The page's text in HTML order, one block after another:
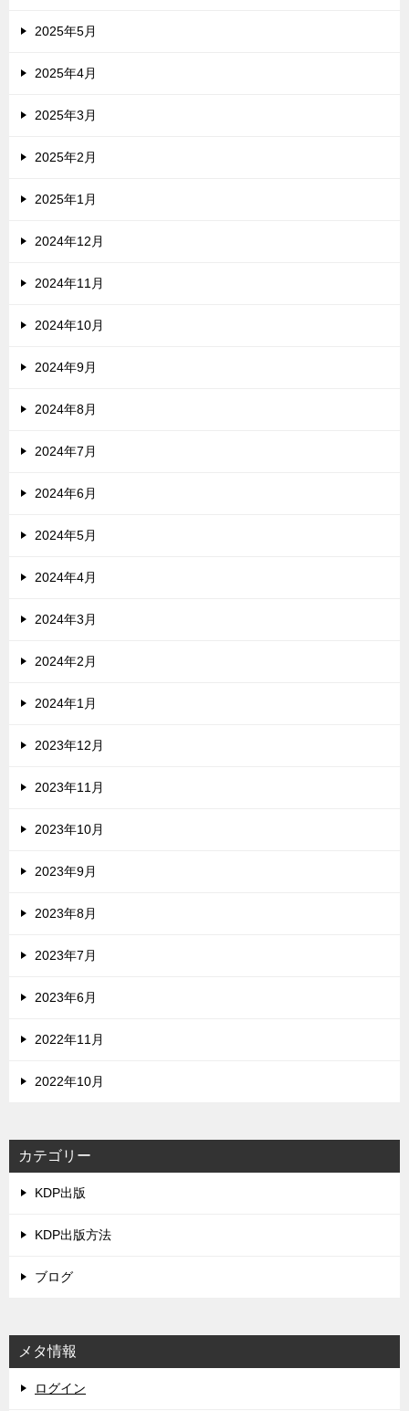
2025年5月
2025年4月
2025年3月
2025年2月
2025年1月
2024年12月
2024年11月
2024年10月
2024年9月
2024年8月
2024年7月
2024年6月
2024年5月
2024年4月
2024年3月
2024年2月
2024年1月
2023年12月
2023年11月
2023年10月
2023年9月
2023年8月
2023年7月
2023年6月
2022年11月
2022年10月
カテゴリー
KDP出版
KDP出版方法
ブログ
メタ情報
ログイン